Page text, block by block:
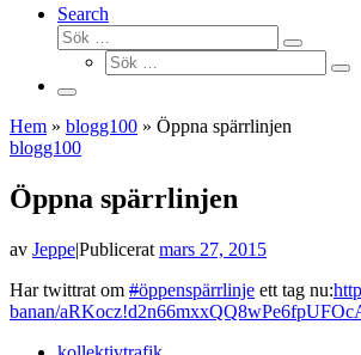
Search
Sök
Sök
Sök
Sök
Meny
Hem » blogg100 » Öppna spärrlinjen
blogg100
Öppna spärrlinjen
av Jeppe|Publicerat mars 27, 2015
Har twittrat om #öppenspärrlinje ett tag nu:
banan/